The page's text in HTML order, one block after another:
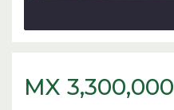
MX 3,300,000